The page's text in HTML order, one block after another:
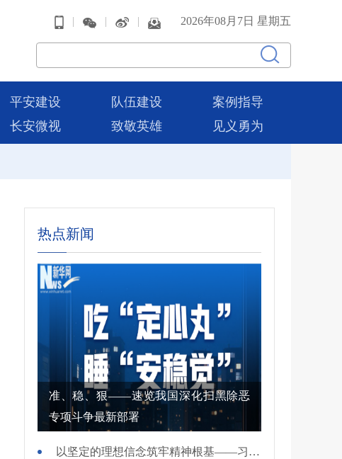
| | | 2026年08月7日 星期五
平安建设 队伍建设
案例指导
长安微视 致敬英雄 见义勇为
热点新闻
准、稳、狠——速览我国深化扫黑除恶
专项斗争最新部署
以坚定的理想信念筑牢精神根基——习近平党建思想理论品格系列述评之一